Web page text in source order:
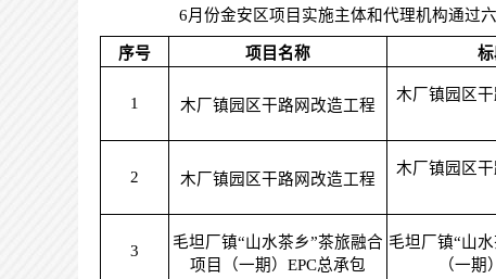
6月份金安区项目实施主体和代理机构通
序号 项目名称
1 木厂镇园区干路网改造工程
木厂镇园区
2 木厂镇园区干路网改造工程
木厂镇园区
3
毛坦厂镇“山水茶乡”茶旅融合
项目（一期）EPC总承包
毛坦厂镇“山
（一期